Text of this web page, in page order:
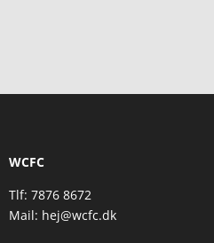
WCFC
Tlf: 7876 8672
Mail: hej@wcfc.dk